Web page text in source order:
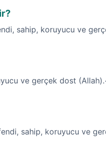
sahip, koruyucu ve
ve gerçek dost
sahip, koruyucu ve